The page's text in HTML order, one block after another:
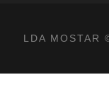
LDA MOSTAR